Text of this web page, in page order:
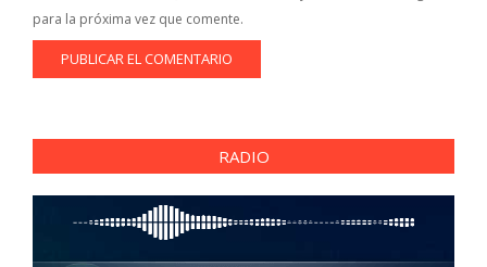
para la próxima vez que comente.
RADIO